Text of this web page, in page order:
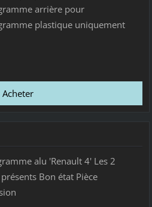
arrière pour
plastique uniquement
alu 'Renault 4' Les 2
Bon état Pièce